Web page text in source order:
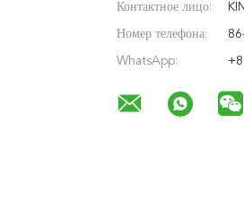
Контактное лицо:
Номер телефона:
WhatsApp: